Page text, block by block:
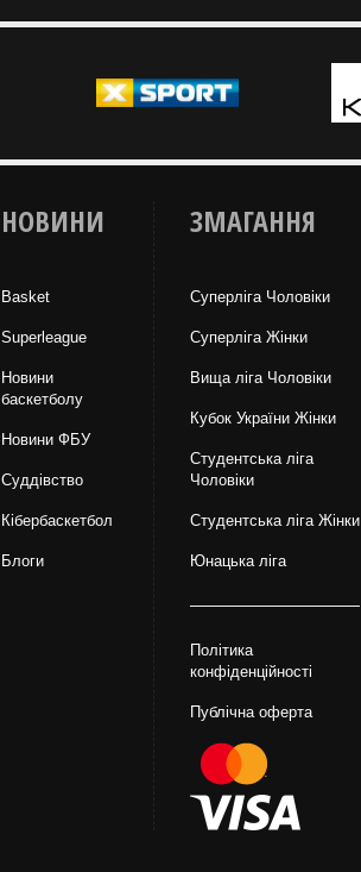
НОВИНИ
Basket
Superleague
Новини
баскетболу
Новини ФБУ
Суддівство
Кібербаскетбол
Блоги
ЗМАГАННЯ
Суперліга Чоловіки
Суперліга Жінки
Вища лiга Чоловіки
Кубок України Жінки
Студентська ліга
Чоловiки
Студентська ліга Жінки
Юнацька ліга
Політика
конфіденційності
Публічна оферта